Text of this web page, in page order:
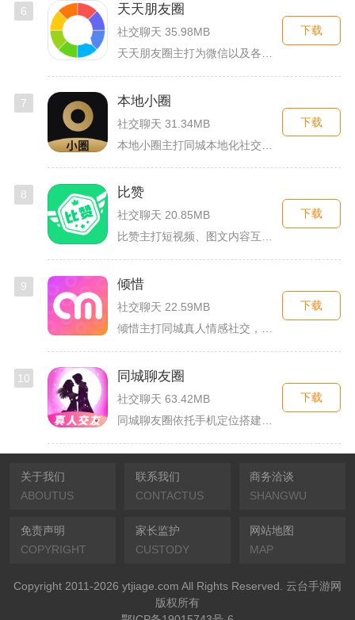
6 天天朋友圈
社交聊天 35.98MB
下载
7 本地小圈
社交聊天 31.34MB
下载
8 比赞
社交聊天 20.85MB
比赞主打短视频、图文内容互动与创作者福利回馈，日常碎片时间打...
下载
9 倾惜
社交聊天 22.59MB
下载
10 同城聊友圈
社交聊天 63.42MB
下载
关于我们
ABOUTUS
联系我们
CONTACTUS
商务洽谈
SHANGWU
免责声明
COPYRIGHT
家长监护
CUSTODY
网站地图
MAP
Copyright 2011-2026 ytjiage.com All Rights Reserved. 云台手游网
版权所有